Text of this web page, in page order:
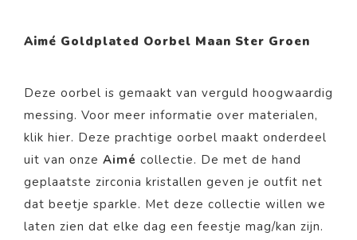
Aimé Goldplated Oorbel Maan Ster Groen
Deze oorbel is gemaakt van verguld hoogwaardig
messing. Voor meer informatie over materialen,
klik hier. Deze prachtige oorbel maakt onderdeel
uit van onze Aimé collectie. De met de hand
geplaatste zirconia kristallen geven je outfit net
dat beetje sparkle. Met deze collectie willen we
laten zien dat elke dag een feestje mag/kan zijn.